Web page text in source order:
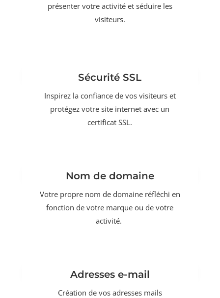
présenter votre activité et séduire les
visiteurs.
Sécurité SSL
Inspirez la confiance de vos visiteurs et
protégez votre site internet avec un
certificat SSL.
Nom de domaine
Votre propre nom de domaine réfléchi en
fonction de votre marque ou de votre
activité.
Adresses e-mail
Création de vos adresses mails